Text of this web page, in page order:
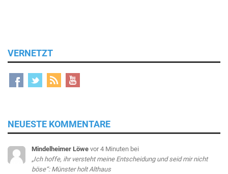
VERNETZT
NEUESTE KOMMENTARE
Mindelheimer Löwe vor 4 Minuten bei
„Ich hoffe, ihr versteht meine Entscheidung und seid mir nicht
böse“: Münster holt Althaus